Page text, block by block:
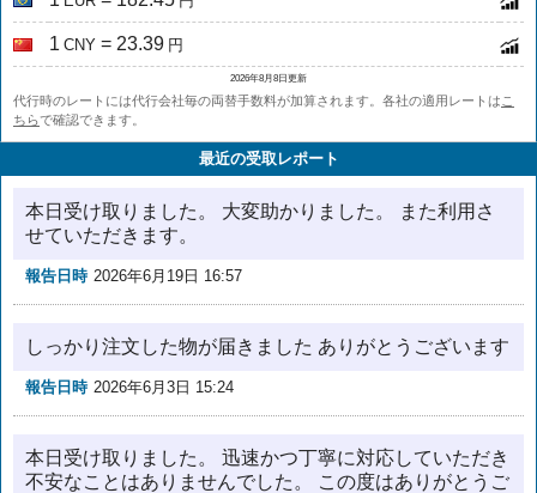
1 CNY = 23.39 円
2026年8月8日更新
代行時のレートには代行会社毎の両替手数料が加算されます。各社の適用レートは こ
ちらで確認できます。
最近の受取レポート
本日受け取りました。 大変助かりました。 また利用さ
せていただきます。
報告日時 2026年6月19日 16:57
しっかり注文した物が届きました ありがとうございます
報告日時 2026年6月3日 15:24
本日受け取りました。 迅速かつ丁寧に対応していただき
不安なことはありませんでした。 この度はありがとうご